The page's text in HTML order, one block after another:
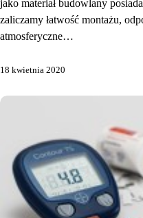
jako materiał budowlany
zaliczamy łatwość montażu,
atmosferyczne…
18 kwietnia 2020